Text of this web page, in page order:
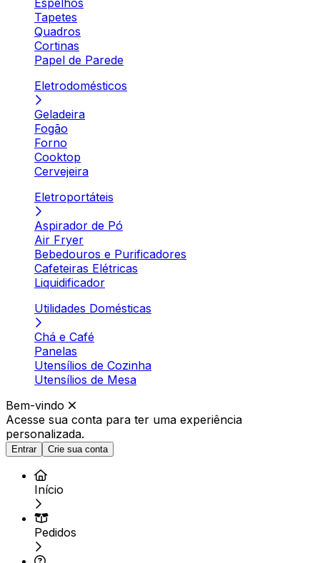
Espelhos
Tapetes
Quadros
Cortinas
Papel de Parede
Eletrodomésticos
Geladeira
Fogão
Forno
Cooktop
Cervejeira
Eletroportáteis
Aspirador de Pó
Air Fryer
Bebedouros e Purificadores
Cafeteiras Elétricas
Liquidificador
Utilidades Domésticas
Chá e Café
Panelas
Utensílios de Cozinha
Utensílios de Mesa
Bem-vindo
Acesse sua conta para ter uma experiência
personalizada.
Entrar Crie sua conta
Início
Pedidos